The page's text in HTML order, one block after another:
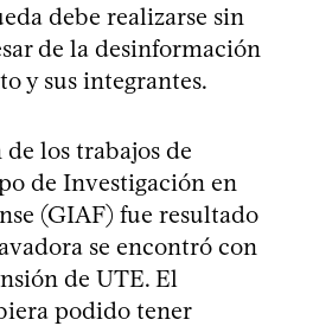
debe realizarse sin
de la desinformación
y sus integrantes.
los trabajos de
de Investigación en
(GIAF) fue resultado
se encontró con
de UTE. El
podido tener